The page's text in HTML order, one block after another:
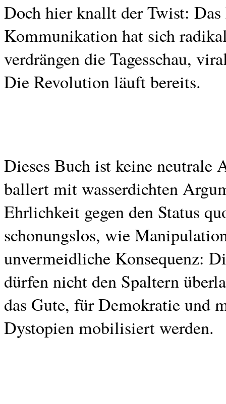
Doch hier knallt der Twist:
Kommunikation hat sich
verdrängen die Tagesschau,
Die Revolution läuft bereits.
Dieses Buch ist keine neutrale
ballert mit wasserdichten
Ehrlichkeit gegen den Status
schonungslos, wie
unvermeidliche Konsequenz:
dürfen nicht den Spaltern
das Gute, für Demokratie und
Dystopien mobilisiert werden.